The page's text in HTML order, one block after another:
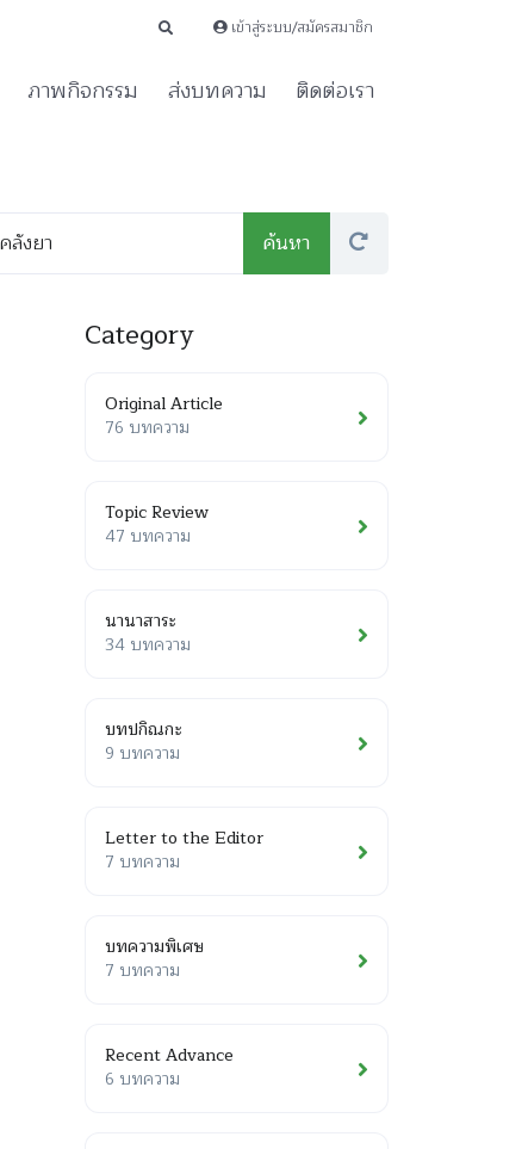
เข้าสู่ระบบ/สมัครสมาชิก
ภาพกิจกรรม ส่งบทความ ติดต่อเรา
Category
Original Article
76 บทความ
Topic Review
47 บทความ
นานาสาระ
34 บทความ
บทปกิณกะ
9 บทความ
Letter to the Editor
7 บทความ
บทความพิเศษ
7 บทความ
Recent Advance
6 บทความ